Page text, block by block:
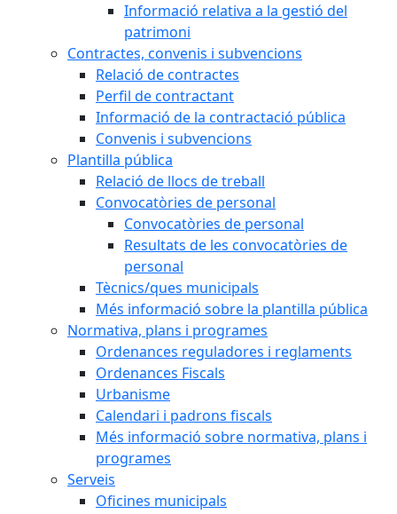
Informació relativa a la gestió del
patrimoni
Contractes, convenis i subvencions
Relació de contractes
Perfil de contractant
Informació de la contractació pública
Convenis i subvencions
Plantilla pública
Relació de llocs de treball
Convocatòries de personal
Convocatòries de personal
Resultats de les convocatòries de
personal
Tècnics/ques municipals
Més informació sobre la plantilla pública
Normativa, plans i programes
Ordenances reguladores i reglaments
Ordenances Fiscals
Urbanisme
Calendari i padrons fiscals
Més informació sobre normativa, plans i
programes
Serveis
Oficines municipals